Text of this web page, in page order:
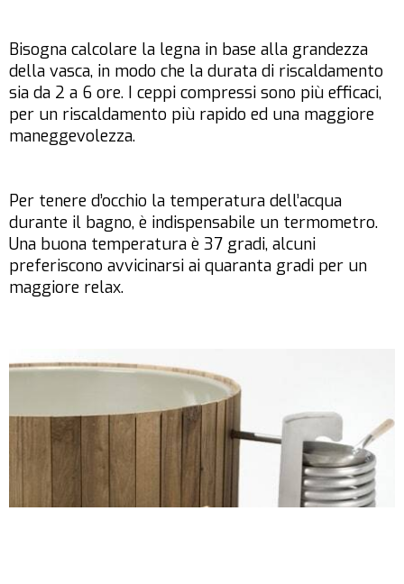
Bisogna calcolare la legna in base alla grandezza
della vasca, in modo che la durata di riscaldamento
sia da 2 a 6 ore. I ceppi compressi sono più efficaci,
per un riscaldamento più rapido ed una maggiore
maneggevolezza.
Per tenere d’occhio la temperatura dell’acqua
durante il bagno, è indispensabile un termometro.
Una buona temperatura è 37 gradi, alcuni
preferiscono avvicinarsi ai quaranta gradi per un
maggiore relax.